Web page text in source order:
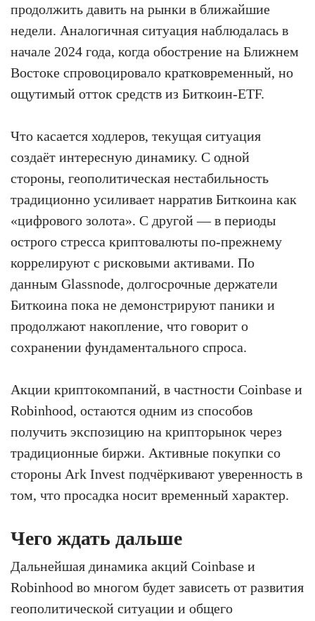
продолжить давить на рынки в ближайшие
недели. Аналогичная ситуация наблюдалась в
начале 2024 года, когда обострение на Ближнем
Востоке спровоцировало кратковременный, но
ощутимый отток средств из Биткоин-ETF.
Что касается ходлеров, текущая ситуация
создаёт интересную динамику. С одной
стороны, геополитическая нестабильность
традиционно усиливает нарратив Биткоина как
«цифрового золота». С другой — в периоды
острого стресса криптовалюты по-прежнему
коррелируют с рисковыми активами. По
данным Glassnode, долгосрочные держатели
Биткоина пока не демонстрируют паники и
продолжают накопление, что говорит о
сохранении фундаментального спроса.
Акции криптокомпаний, в частности Coinbase и
Robinhood, остаются одним из способов
получить экспозицию на крипторынок через
традиционные биржи. Активные покупки со
стороны Ark Invest подчёркивают уверенность в
том, что просадка носит временный характер.
Чего ждать дальше
Дальнейшая динамика акций Coinbase и
Robinhood во многом будет зависеть от развития
геополитической ситуации и общего